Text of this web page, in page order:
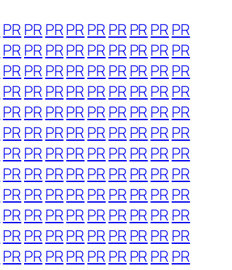
PR PR PRPR PR PR PR PR PR
PR PR PRPR PR PR PR PR PR
PR PR PRPR PR PR PR PR PR
PR PR PRPR PR PR PR PR PR
PR PR PRPR PR PR PR PR PR
PR PR PRPR PR PR PR PR PR
PR PR PRPR PR PR PR PR PR
PR PR PRPR PR PR PR PR PR
PR PR PRPR PR PR PR PR PR
PR PR PRPR PR PR PR PR PR
PR PR PRPR PR PR PR PR PR
PR PR PRPR PR PR PR PR PR